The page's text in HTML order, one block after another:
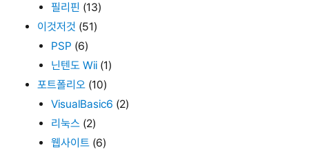
필리핀 (13)
이것저것 (51)
PSP (6)
닌텐도 Wii (1)
포트폴리오 (10)
VisualBasic6 (2)
리눅스 (2)
웹사이트 (6)